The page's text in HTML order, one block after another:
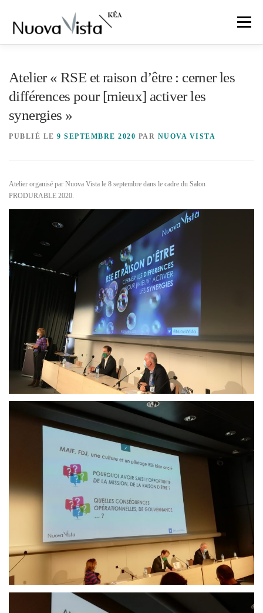
contenu
Menu
ÉQUIPE
Atelier « RSE et raison d’être : cerner les
différences pour [mieux] activer les
synergies »
PUBLIÉ LE 9 SEPTEMBRE 2020 PAR NUOVA VISTA
Atelier organisé par Nuova Vista le 8 septembre dans le cadre du Salon
PRODURABLE 2020.